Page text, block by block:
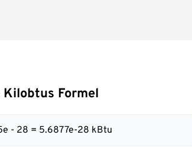
Formel
- 28 = 5.6877e-28 kBtu